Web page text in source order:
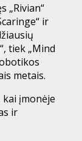
„Rivian“
ir
tiek „Mind
metais.
įmonėje
ir